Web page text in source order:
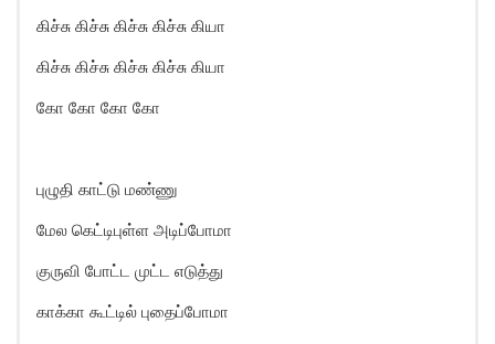
கிச்சு கிச்சு கிச்சு கிச்சு கியா
கிச்சு கிச்சு கிச்சு கிச்சு கியா
கோ கோ கோ கோ
புழுதி காட்டு மண்ணு
மேல கெட்டிபுள்ள அடிப்போமா
குருவி போட்ட முட்ட எடுத்து
காக்கா கூட்டில் புதைப்போமா